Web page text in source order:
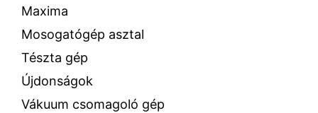
Maxima
Mosogatógép asztal
Tészta gép
Újdonságok
Vákuum csomagoló gép